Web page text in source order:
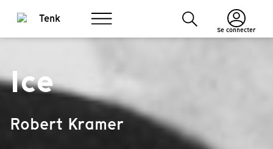
Se connecter
Ice
Robert Kramer